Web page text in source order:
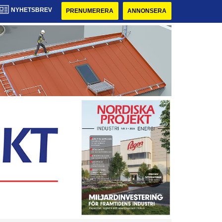
NYHETSBREV PRENUMERERA ANNONSERA